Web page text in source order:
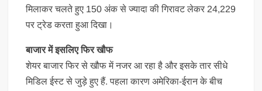
मिलाकर चलते हुए 150 अंक से ज्यादा की गिरावट लेकर 24,229
पर ट्रेड करता हुआ दिखा।
बाजार में इसलिए फिर खौफ
शेयर बाजार फिर से खौफ में नजर आ रहा है और इसके तार सीधे
मिडिल ईस्ट से जुड़े हुए हैं. पहला कारण अमेरिका-ईरान के बीच